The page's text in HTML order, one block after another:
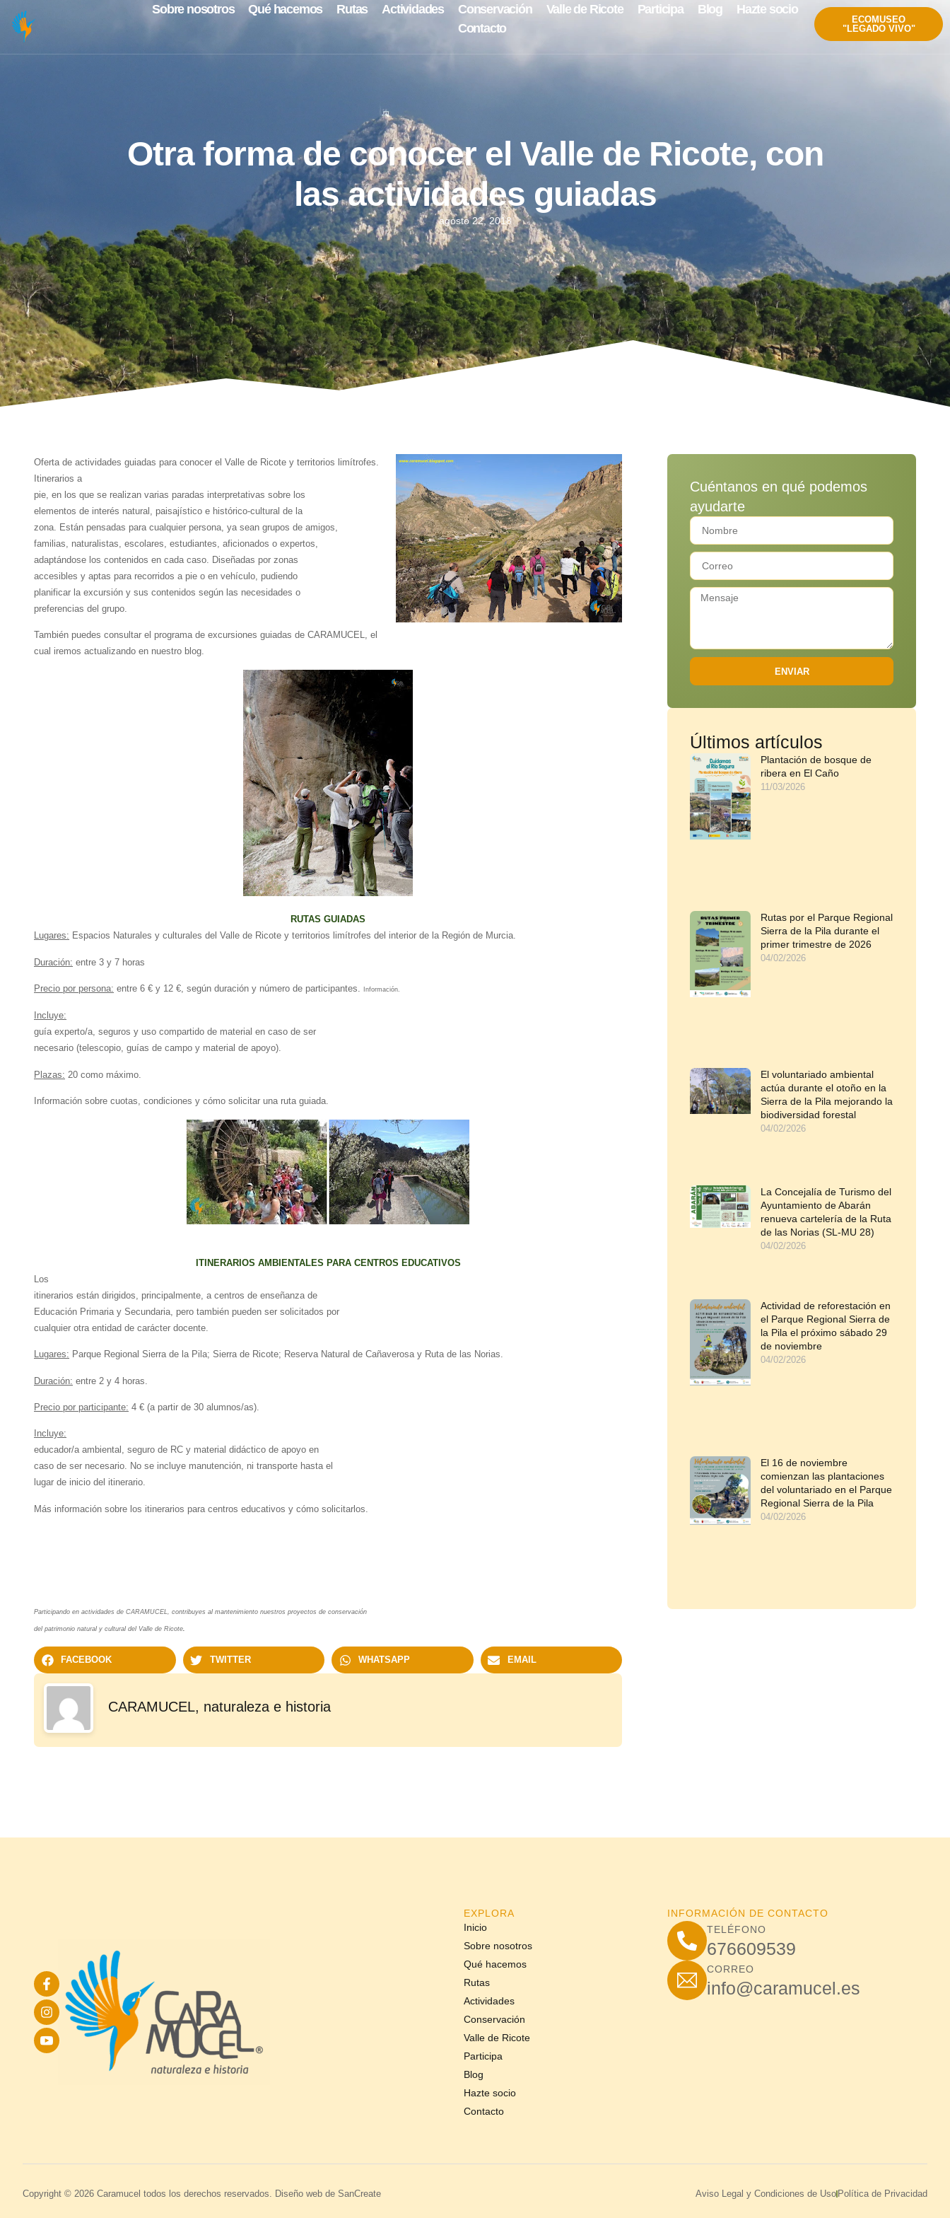
Sobre nosotros Qué hacemos Rutas Actividades Conservación Valle de Ricote Participa Blog
Hazte socio
Contacto
ECOMUSEO
"LEGADO VIVO"
Otra forma de conocer el Valle de Ricote, con
las actividades guiadas
agosto 22, 2018
Oferta de actividades guiadas para conocer el Valle de Ricote y territorios limítrofes.
Itinerarios a
pie, en los que se realizan varias paradas interpretativas sobre los
elementos de interés natural, paisajístico e histórico-cultural de la
zona. Están pensadas para cualquier persona, ya sean grupos de amigos,
familias, naturalistas, escolares, estudiantes, aficionados o expertos,
adaptándose los contenidos en cada caso. Diseñadas por zonas
accesibles y aptas para recorridos a pie o en vehículo, pudiendo
planificar la excursión y sus contenidos según las necesidades o
preferencias del grupo.
También puedes consultar el programa de excursiones guiadas de CARAMUCEL, el
cual iremos actualizando en nuestro blog.
RUTAS GUIADAS
Lugares: Espacios Naturales y culturales del Valle de Ricote y territorios limítrofes del interior de la Región de Murcia.
Duración: entre 3 y 7 horas
Precio por persona: entre 6 € y 12 €, según duración y número de participantes. Información.
Incluye:
guía experto/a, seguros y uso compartido de material en caso de ser
necesario (telescopio, guías de campo y material de apoyo).
Plazas: 20 como máximo.
Información sobre cuotas, condiciones y cómo solicitar una ruta guiada.
ITINERARIOS AMBIENTALES PARA CENTROS EDUCATIVOS
Los
itinerarios están dirigidos, principalmente, a centros de enseñanza de
Educación Primaria y Secundaria, pero también pueden ser solicitados por
cualquier otra entidad de carácter docente.
Lugares: Parque Regional Sierra de la Pila; Sierra de Ricote; Reserva Natural de Cañaverosa y Ruta de las Norias.
Duración: entre 2 y 4 horas.
Precio por participante: 4 € (a partir de 30 alumnos/as).
Incluye:
educador/a ambiental, seguro de RC y material didáctico de apoyo en
caso de ser necesario. No se incluye manutención, ni transporte hasta el
lugar de inicio del itinerario.
Más información sobre los itinerarios para centros educativos y cómo solicitarlos
Participando en actividades de CARAMUCEL, contribuyes al mantenimiento nuestros proyectos de conservación
del patrimonio natural y cultural del Valle de Ricote
FACEBOOK TWITTER WHATSAPP EMAIL
CARAMUCEL, naturaleza e historia
Cuéntanos en qué podemos
ayudarte
ENVIAR
Últimos artículos
Plantación de bosque de
ribera en El Caño
11/03/2026
Rutas por el Parque Regional
Sierra de la Pila durante el
primer trimestre de 2026
04/02/2026
El voluntariado ambiental
actúa durante el otoño en la
Sierra de la Pila mejorando la
biodiversidad forestal
04/02/2026
La Concejalía de Turismo del
Ayuntamiento de Abarán
renueva cartelería de la Ruta
de las Norias (SL-MU 28)
04/02/2026
Actividad de reforestación en
el Parque Regional Sierra de
la Pila el próximo sábado 29
de noviembre
04/02/2026
El 16 de noviembre
comienzan las plantaciones
del voluntariado en el Parque
Regional Sierra de la Pila
04/02/2026
EXPLORA
Inicio
Sobre nosotros
Qué hacemos
Rutas
Actividades
Conservación
Valle de Ricote
Participa
Blog
Hazte socio
Contacto
INFORMACIÓN DE CONTACTO
TELÉFONO
676609539
CORREO
info@caramucel.es
Copyright © 2026 Caramucel todos los derechos reservados. Diseño web de SanCreate Aviso Legal y Condiciones de Uso Política de Privacidad